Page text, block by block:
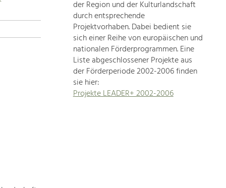
unserer
Region
ist
sehr
vielfältig.
Deshalb
geben
wir
hier
der Region und der Kulturlandschaft
durch entsprechende
Projektvorhaben. Dabei bedient sie
sich einer Reihe von europäischen und
nationalen Förderprogrammen. Eine
Liste abgeschlossener Projekte aus
der Förderperiode 2002-2006 finden
sie hier:
Projekte LEADER+ 2002-2006